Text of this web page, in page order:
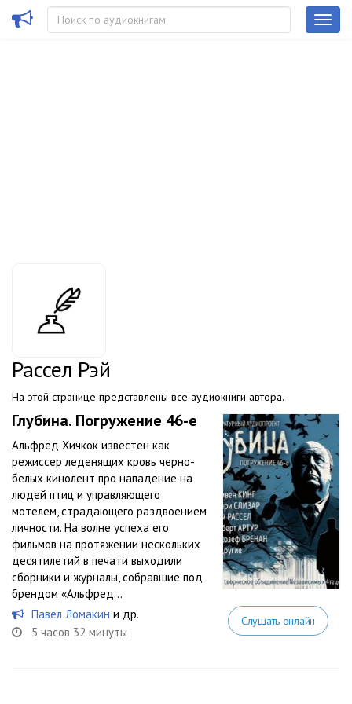
Рассел Рэй
На этой странице представлены все аудиокниги автора.
Глубина. Погружение 46-е
Альфред Хичкок известен как
режиссер леденящих кровь черно-
белых кинолент про нападение на
людей птиц и управляющего
мотелем, страдающего раздвоением
личности. На волне успеха его
фильмов на протяжении нескольких
десятилетий в печати выходили
сборники и журналы, собравшие под
брендом «Альфред...
Павел Ломакин и др.
5 часов 32 минуты
Слушать онлайн